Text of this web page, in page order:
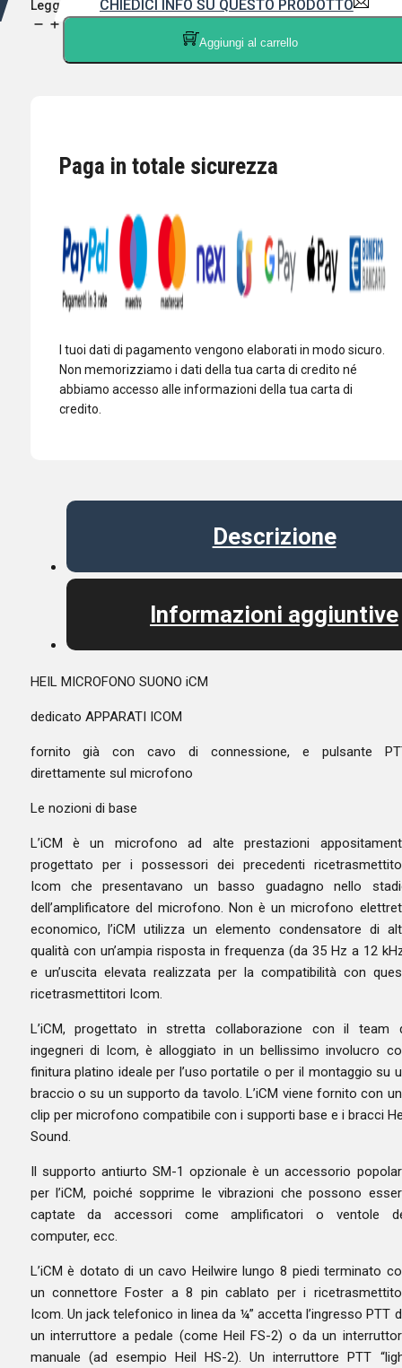
Leggi di più CHIEDICI INFO SU QUESTO PRODOTTO
HEIL
ICOM
COMPLETO
CAVO
PULSANTE
quantità
Aggiungi al carrello
Paga in totale sicurezza
I tuoi dati di pagamento vengono elaborati in modo sicuro.
Non memorizziamo i dati della tua carta di credito né
abbiamo accesso alle informazioni della tua carta di
credito.
Descrizione
Informazioni aggiuntive
HEIL MICROFONO SUONO iCM
dedicato APPARATI ICOM
fornito già con cavo di connessione, e pulsante
direttamente sul microfono
Le nozioni di base
L’iCM è un microfono ad alte prestazioni
progettato per i possessori dei precedenti
Icom che presentavano un basso guadagno nello
dell’amplificatore del microfono. Non è un microfono
economico, l’iCM utilizza un elemento condensatore di
qualità con un’ampia risposta in frequenza (da 35 Hz a 12
e un’uscita elevata realizzata per la compatibilità con
ricetrasmettitori Icom.
L’iCM, progettato in stretta collaborazione con il team
ingegneri di Icom, è alloggiato in un bellissimo involucro
finitura platino ideale per l’uso portatile o per il montaggio su
braccio o su un supporto da tavolo. L’iCM viene fornito con
clip per microfono compatibile con i supporti base e i bracci
Sound.
Il supporto antiurto SM-1 opzionale è un accessorio
per l’iCM, poiché sopprime le vibrazioni che possono
captate da accessori come amplificatori o ventole
computer, ecc.
L’iCM è dotato di un cavo Heilwire lungo 8 piedi terminato
un connettore Foster a 8 pin cablato per i
Icom. Un jack telefonico in linea da ¼” accetta l’ingresso PTT
un interruttore a pedale (come Heil FS-2) o da un
manuale (ad esempio Heil HS-2). Un interruttore PTT